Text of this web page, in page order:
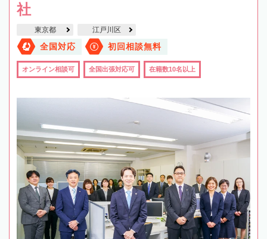
社
東京都 江戸川区
全国対応 初回相談無料
オンライン相談可 全国出張対応可 在籍数10名以上